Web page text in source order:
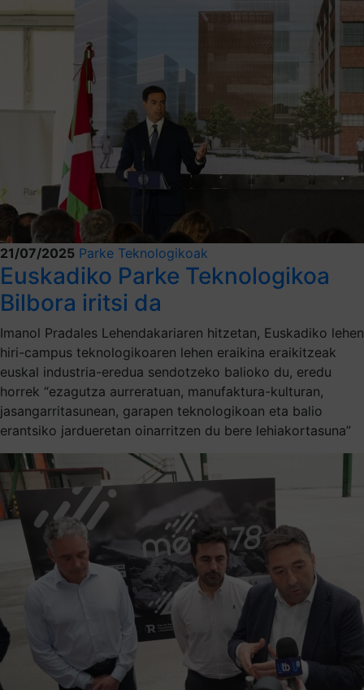
21/07/2025 Parke Teknologikoak
Euskadiko Parke Teknologikoa
Bilbora iritsi da
Imanol Pradales Lehendakariaren hitzetan, Euskadiko lehen
hiri-campus teknologikoaren lehen eraikina eraikitzeak
euskal industria-eredua sendotzeko balioko du, eredu
horrek “ezagutza aurreratuan, manufaktura-kulturan,
jasangarritasunean, garapen teknologikoan eta balio
erantsiko jardueretan oinarritzen du bere lehiakortasuna”